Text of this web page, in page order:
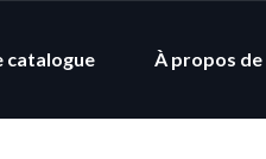
catalogue À propos de